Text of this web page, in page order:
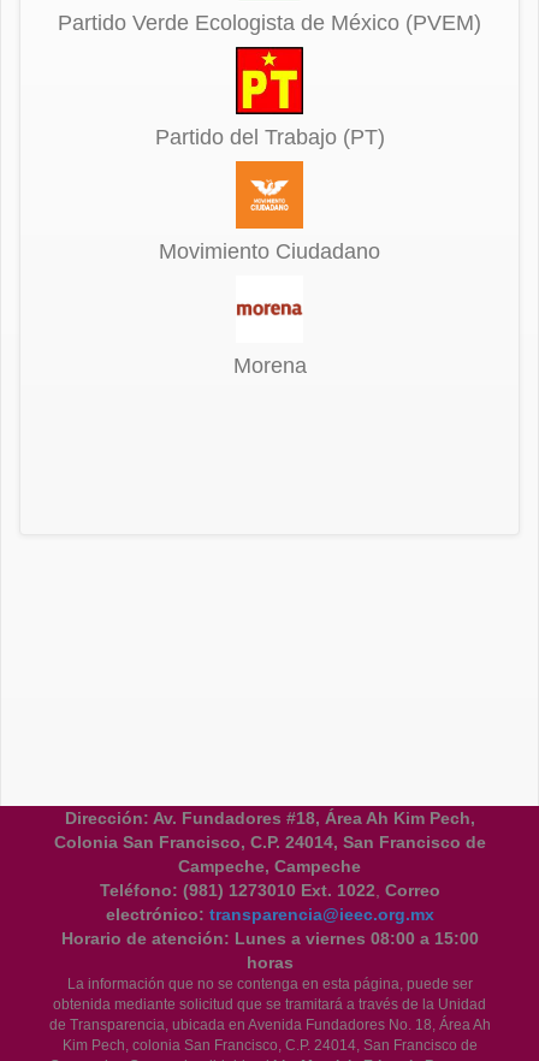
Partido Verde Ecologista de México (PVEM)
Partido del Trabajo (PT)
Movimiento Ciudadano
Morena
Dirección: Av. Fundadores #18, Área Ah Kim Pech,
Colonia San Francisco, C.P. 24014, San Francisco de
Campeche, Campeche
Teléfono: (981) 1273010 Ext. 1022 Correo
electrónico: transparencia@ieec.org.mx
Horario de atención: Lunes a viernes 08:00 a 15:00
horas
La información que no se contenga en esta página, puede ser
obtenida mediante solicitud que se tramitará a través de la Unidad
de Transparencia, ubicada en Avenida Fundadores No. 18, Área Ah
Kim Pech, colonia San Francisco, C.P. 24014, San Francisco de